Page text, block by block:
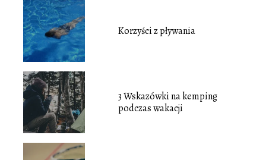
Korzyści z pływania
3 Wskazówki na kemping
podczas wakacji